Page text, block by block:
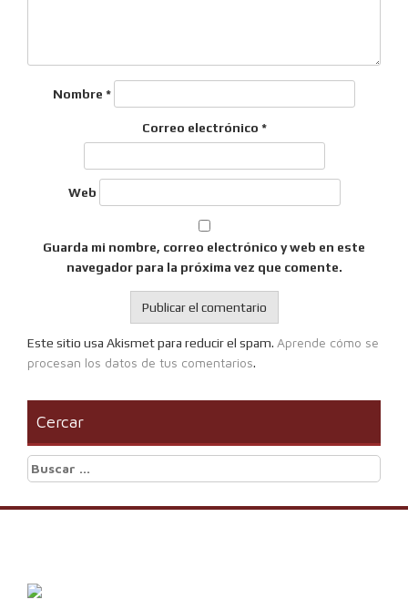
Nombre *
Correo electrónico *
Web
Guarda mi nombre, correo electrónico y web en este
navegador para la próxima vez que comente.
Este sitio usa Akismet para reducir el spam. Aprende cómo se
procesan los datos de tus comentarios.
Cercar
Buscar: